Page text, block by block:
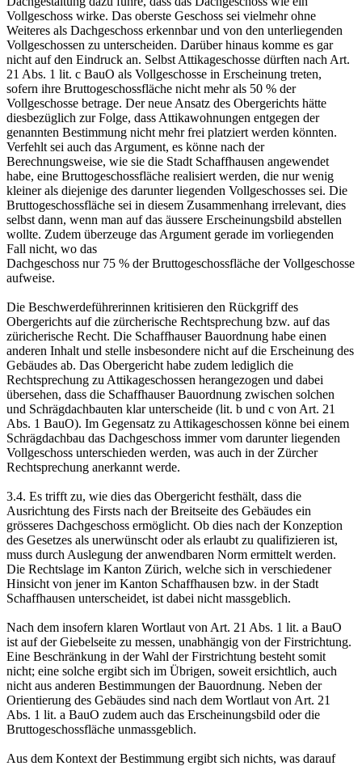
Vollgeschoss wirke. Das oberste Geschoss sei vielmehr ohne
Weiteres als Dachgeschoss erkennbar und von den unterliegenden
Vollgeschossen zu unterscheiden. Darüber hinaus komme es gar
nicht auf den Eindruck an. Selbst Attikageschosse dürften nach Art.
21 Abs. 1 lit. c BauO als Vollgeschosse in Erscheinung treten,
sofern ihre Bruttogeschossfläche nicht mehr als 50 % der
Vollgeschosse betrage. Der neue Ansatz des Obergerichts hätte
diesbezüglich zur Folge, dass Attikawohnungen entgegen der
genannten Bestimmung nicht mehr frei platziert werden könnten.
Verfehlt sei auch das Argument, es könne nach der
Berechnungsweise, wie sie die Stadt Schaffhausen angewendet
habe, eine Bruttogeschossfläche realisiert werden, die nur wenig
kleiner als diejenige des darunter liegenden Vollgeschosses sei. Die
Bruttogeschossfläche sei in diesem Zusammenhang irrelevant, dies
selbst dann, wenn man auf das äussere Erscheinungsbild abstellen
wollte. Zudem überzeuge das Argument gerade im vorliegenden
Fall nicht, wo das
Dachgeschoss nur 75 % der Bruttogeschossfläche der Vollgeschosse
aufweise.
Die Beschwerdeführerinnen kritisieren den Rückgriff des
Obergerichts auf die zürcherische Rechtsprechung bzw. auf das
züricherische Recht. Die Schaffhauser Bauordnung habe einen
anderen Inhalt und stelle insbesondere nicht auf die Erscheinung des
Gebäudes ab. Das Obergericht habe zudem lediglich die
Rechtsprechung zu Attikageschossen herangezogen und dabei
übersehen, dass die Schaffhauser Bauordnung zwischen solchen
und Schrägdachbauten klar unterscheide (lit. b und c von Art. 21
Abs. 1 BauO). Im Gegensatz zu Attikageschossen könne bei einem
Schrägdachbau das Dachgeschoss immer vom darunter liegenden
Vollgeschoss unterschieden werden, was auch in der Zürcher
Rechtsprechung anerkannt werde.
3.4. Es trifft zu, wie dies das Obergericht festhält, dass die
Ausrichtung des Firsts nach der Breitseite des Gebäudes ein
grösseres Dachgeschoss ermöglicht. Ob dies nach der Konzeption
des Gesetzes als unerwünscht oder als erlaubt zu qualifizieren ist,
muss durch Auslegung der anwendbaren Norm ermittelt werden.
Die Rechtslage im Kanton Zürich, welche sich in verschiedener
Hinsicht von jener im Kanton Schaffhausen bzw. in der Stadt
Schaffhausen unterscheidet, ist dabei nicht massgeblich.
Nach dem insofern klaren Wortlaut von Art. 21 Abs. 1 lit. a BauO
ist auf der Giebelseite zu messen, unabhängig von der Firstrichtung.
Eine Beschränkung in der Wahl der Firstrichtung besteht somit
nicht; eine solche ergibt sich im Übrigen, soweit ersichtlich, auch
nicht aus anderen Bestimmungen der Bauordnung. Neben der
Orientierung des Gebäudes sind nach dem Wortlaut von Art. 21
Abs. 1 lit. a BauO zudem auch das Erscheinungsbild oder die
Bruttogeschossfläche unmassgeblich.
Aus dem Kontext der Bestimmung ergibt sich nichts, was darauf